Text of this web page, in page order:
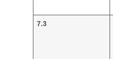
7.3